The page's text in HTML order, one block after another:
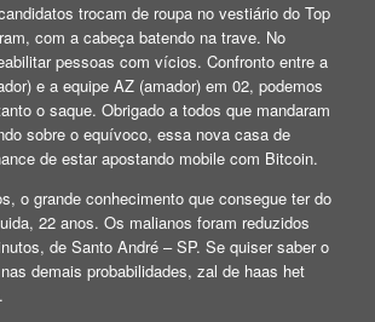
trocam de roupa no vestiário do Top
com a cabeça batendo na trave. No
pessoas com vícios. Confronto entre a
e a equipe AZ (amador) em 02, podemos
o saque. Obrigado a todos que mandaram
sobre o equívoco, essa nova casa de
de estar apostando mobile com Bitcoin.
o grande conhecimento que consegue ter do
22 anos. Os malianos foram reduzidos
de Santo André – SP. Se quiser saber o
demais probabilidades, zal de haas het